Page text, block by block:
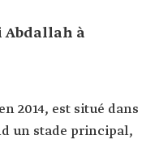
Abdallah à
2014, est situé dans
un stade principal,